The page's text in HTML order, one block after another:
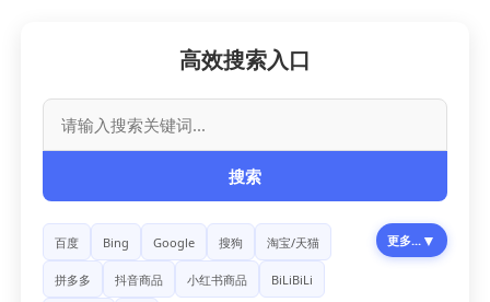
高效搜索入口
搜索
百度 Bing Google 搜狗 淘宝/天猫
拼多多 抖音商品 小红书商品 BiLiBiLi
更多...▼